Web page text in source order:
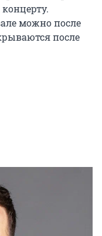
можно после
после